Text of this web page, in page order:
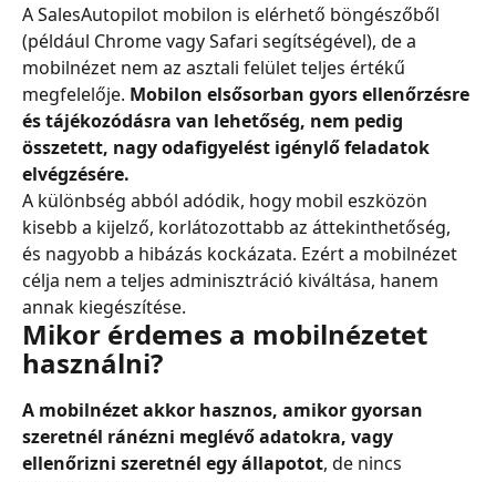
A SalesAutopilot mobilon is elérhető böngészőből
(például Chrome vagy Safari segítségével), de a
mobilnézet nem az asztali felület teljes értékű
megfelelője. Mobilon elsősorban gyors ellenőrzésre
és tájékozódásra van lehetőség, nem pedig
összetett, nagy odafigyelést igénylő feladatok
elvégzésére.
A különbség abból adódik, hogy mobil eszközön
kisebb a kijelző, korlátozottabb az áttekinthetőség,
és nagyobb a hibázás kockázata. Ezért a mobilnézet
célja nem a teljes adminisztráció kiváltása, hanem
annak kiegészítése.
Mikor érdemes a mobilnézetet
használni?
A mobilnézet akkor hasznos, amikor gyorsan
szeretnél ránézni meglévő adatokra, vagy
ellenőrizni szeretnél egy állapotot, de nincs